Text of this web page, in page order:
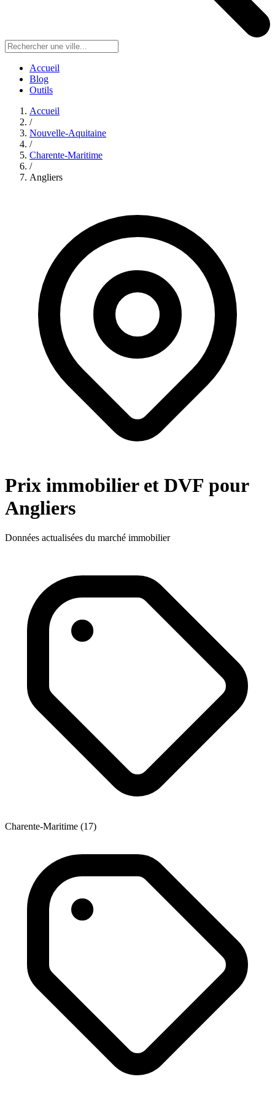
Accueil
Blog
Outils
Accueil
/
Nouvelle-Aquitaine
/
Charente-Maritime
/
Angliers
Prix immobilier et DVF pour
Angliers
Données actualisées du marché immobilier
Charente-Maritime (17)